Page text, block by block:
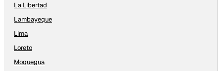
La Libertad
Lambayeque
Lima
Loreto
Moquegua